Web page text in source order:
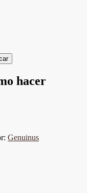
hacer
Genuinus